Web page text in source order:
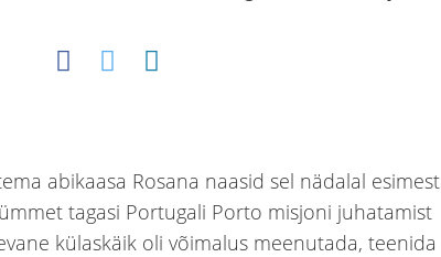
abikaasa Rosana naasid sel nädalal esimest
tagasi Portugali Porto misjoni juhatamist
külaskäik oli võimalus meenutada, teenida